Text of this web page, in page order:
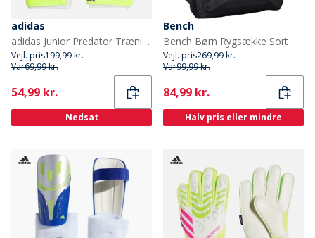
adidas
adidas Junior Predator Trænings Målmands handsker Hvid/Lucid Lemon/Lucid Pink
Vejl. pris199,99 kr.
Var69,99 kr.
Current
54,99 kr.
Nedsat
Bench
Bench Børn Rygsække Sort
Vejl. pris269,99 kr.
Var99,99 kr.
Current
84,99 kr.
Halv pris eller mindre